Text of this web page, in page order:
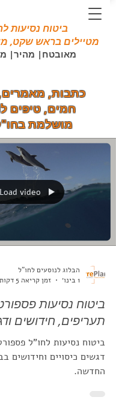
ביטוח נסיעות
מטיילים בראש שקט,
מאובטח| מהיר|
כתבות, מאמרים,
חמים, טיפים
מושלמת
Load video
הבלוג לנוסעים לחו"ל
1 בינו׳
זמן קריאה 5 דקות
תעריפים, חידושים
דגשים כיסויים וחידושים
החדשה.